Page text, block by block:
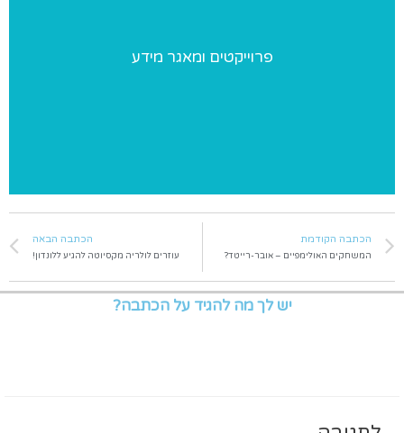
פרוייקטים ומאגר מידע
הכתבה הקודמת
המשחקים האולימפיים – אובר-רייטד?
הכתבה הבאה
עוזרים לולריה מקסיוטה להגיע ללונדון!
יש לך מה להגיד על הכתבה?